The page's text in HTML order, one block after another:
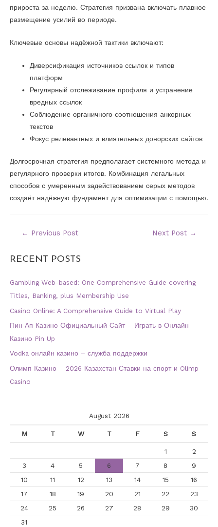
прироста за неделю. Стратегия призвана включать плавное
размещение усилий во периоде.
Ключевые основы надёжной тактики включают:
Диверсификация источников ссылок и типов
платформ
Регулярный отслеживание профиля и устранение
вредных ссылок
Соблюдение органичного соотношения анкорных
текстов
Фокус релевантных и влиятельных донорских сайтов
Долгосрочная стратегия предполагает системного метода и
регулярного проверки итогов. Комбинация легальных
способов с умеренным задействованием серых методов
создаёт надёжную фундамент для оптимизации с помощью.
← Previous Post Next Post →
RECENT POSTS
Gambling Web-based: One Comprehensive Guide covering
Titles, Banking, plus Membership Use
Casino Online: A Comprehensive Guide to Virtual Play
Пин Ап Казино Официальный Сайт – Играть в Онлайн
Казино Pin Up
Vodka онлайн казино – служба поддержки
Олимп Казино – 2026 Казахстан Ставки на спорт и Olimp
Casino
August 2026
M T W T F S S
1
2
3
4 5 6 7 8
9
10
11 12 13 14 15
16
17
18 19 20 21 22
23
24
25 26 27 28 29
30
31